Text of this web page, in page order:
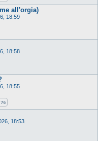
all'orgia)
18:59
18:58
18:55
18:53